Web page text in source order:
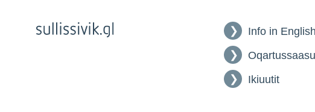
Info in English
Ikiuutit